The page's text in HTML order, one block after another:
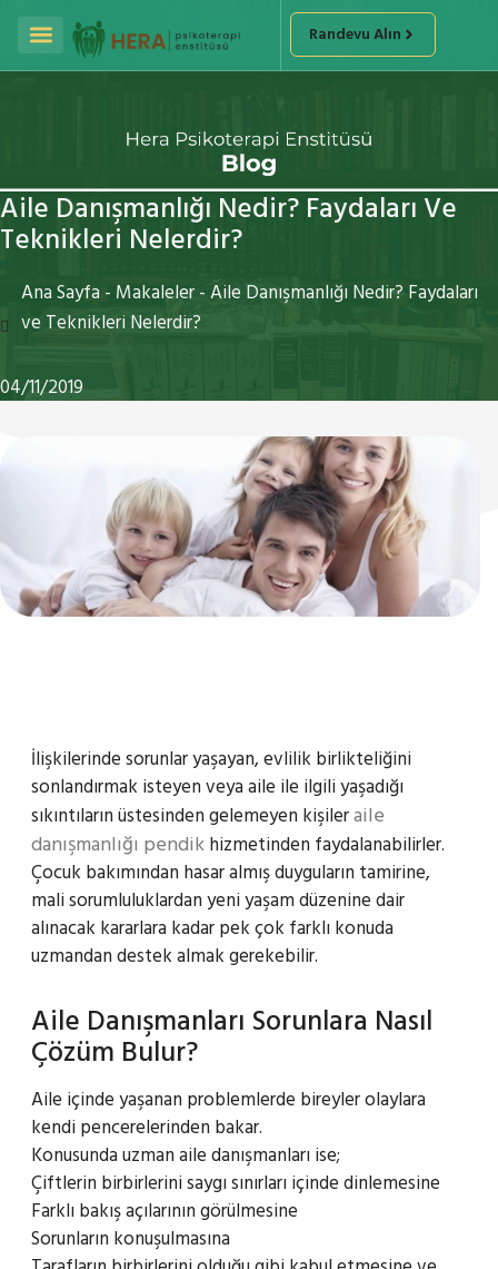
Randevu Alın
Aile Danışmanlığı Nedir? Faydaları Ve
Teknikleri Nelerdir?
Ana Sayfa - Makaleler-Aile Danışmanlığı Nedir? Faydaları
ve Teknikleri Nelerdir?
04/11/2019
İlişkilerinde sorunlar yaşayan, evlilik birlikteliğini
sonlandırmak isteyen veya aile ile ilgili yaşadığı
sıkıntıların üstesinden gelemeyen kişileraile
danışmanlığı pendikhizmetinden faydalanabilirler.
Çocuk bakımından hasar almış duyguların tamirine,
mali sorumluluklardan yeni yaşam düzenine dair
alınacak kararlara kadar pek çok farklı konuda
uzmandan destek almak gerekebilir.
Aile Danışmanları Sorunlara Nasıl
Çözüm Bulur?
Aile içinde yaşanan problemlerde bireyler olaylara
kendi pencerelerinden bakar.
Konusunda uzman aile danışmanları ise;
Çiftlerin birbirlerini saygı sınırları içinde dinlemesine
Farklı bakış açılarının görülmesine
Sorunların konuşulmasına